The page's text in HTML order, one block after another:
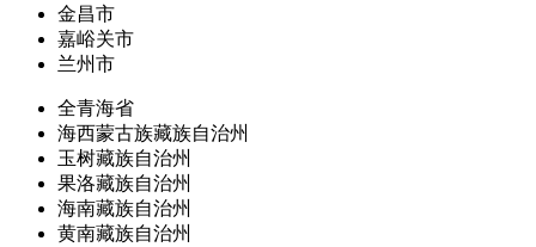
金昌市
嘉峪关市
兰州市
全青海省
海西蒙古族藏族自治州
玉树藏族自治州
果洛藏族自治州
海南藏族自治州
黄南藏族自治州